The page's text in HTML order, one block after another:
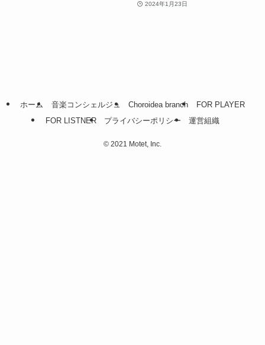
2024年1月23日
ホーム 音楽コンシェルジュ Choroidea branch
FOR PLAYER
FOR LISTNER
プライバシーポリシー 運営組織
© 2021 Motet, Inc.